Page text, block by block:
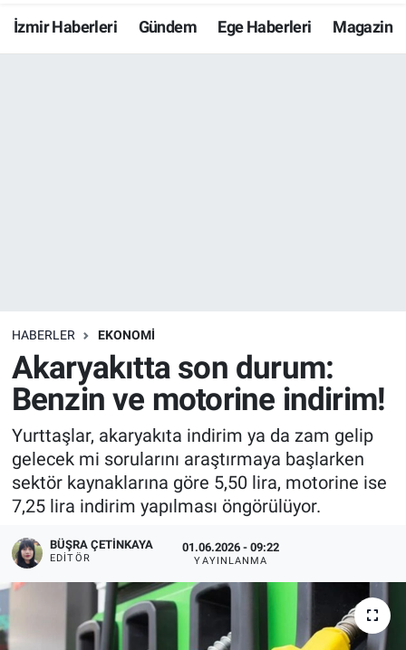
İzmir Haberleri Gündem Ege Haberleri Magazin
HABERLER EKONOMİ
Akaryakıtta son durum:
Benzin ve motorine indirim!
Yurttaşlar, akaryakıta indirim ya da zam gelip
gelecek mi sorularını araştırmaya başlarken
sektör kaynaklarına göre 5,50 lira, motorine ise
7,25 lira indirim yapılması öngörülüyor.
BÜŞRA ÇETINKAYA
EDITÖR
01.06.2026 - 09:22
YAYINLANMA
Resmi İlanlar